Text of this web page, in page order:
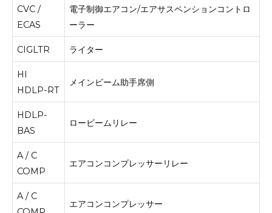
CVC /
ECAS
電子制御エアコン/エアサスペンションコントロ
ーラー
CIGLTR ライター
HI
HDLP-RT
メインビーム助手席側
HDLP-
BAS
ロービームリレー
A / C
COMP
エアコンコンプレッサーリレー
A / C
エアコンコンプレッサー